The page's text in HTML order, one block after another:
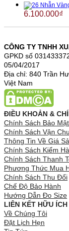
Nhẫn
6.100.000₫
CÔNG TY TNHH
GPKD số
05/04/2017
Địa chỉ: 840 Trần
Việt Nam
ĐIỀU KHOẢN &
Chính Sách Bảo
Chính Sách Vận
Thông Tin Về Giá
Chính Sách Kiểm
Chính Sách Thanh
Phương Thức Mua
Chính Sách Thu Đổi
Chế Độ Bảo Hành
Hướng Dẫn Đo Size
LIÊN KẾT HỮU ÍCH
Về Chúng Tôi
Đặt Lịch Hẹn